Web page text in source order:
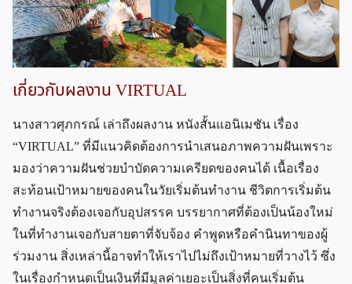
เกี่ยวกับผลงาน VIRTUAL
นางสาวศุภกรณ์ เล่าถึงผลงาน หนังสั้นแอนิเมชัน เรื่อง
“VIRTUAL” ที่มีแนวคิดต้องการนำเสนอภาพความฝันเพราะ
มองว่าความฝันช่วยบำบัดความเครียดของคนได้ เนื้อเรื่อง
สะท้อนเป้าหมายของคนในวัยเริ่มต้นทำงาน ชีวิตการเริ่มต้น
ทำงานจริงต้องเจอกับอุปสรรค บรรยากาศที่ต้องเป็นน้องใหม่
ในที่ทำงานเจอกับสายตาที่จับจ้อง คำพูดหรือคำนินทาของผู้
ร่วมงาน สิ่งเหล่านี้อาจทำให้เราไปไม่ถึงเป้าหมายที่วางไว้ ซึ่ง
ในเรื่องกำหนดเป็นเงินที่มีมูลค่าเยอะเป็นสิ่งที่คนเริ่มต้น